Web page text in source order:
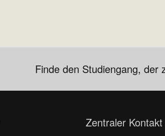
Finde den Studiengang, der
Zentraler Kontakt